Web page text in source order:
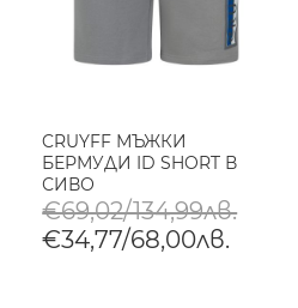
CRUYFF МЪЖКИ
БЕРМУДИ ID SHORT В
СИВО
€69,02/134,99лв.
€34,77/68,00лв.